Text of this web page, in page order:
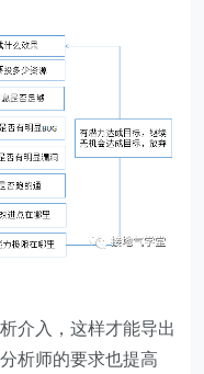
介入，这样才能导出
析师的要求也提高